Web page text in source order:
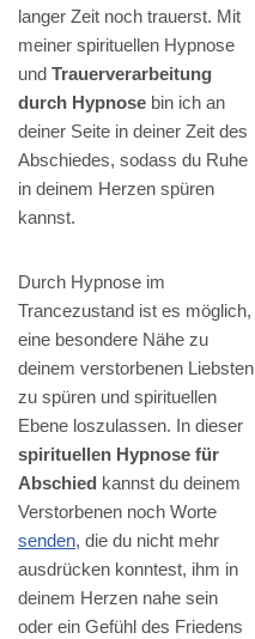
langer Zeit noch trauerst. Mit
meiner spirituellen Hypnose
und Trauerverarbeitung
durch Hypnose bin ich an
deiner Seite in deiner Zeit des
Abschiedes, sodass du Ruhe
in deinem Herzen spüren
kannst.
Durch Hypnose im
Trancezustand ist es möglich,
eine besondere Nähe zu
deinem verstorbenen Liebsten
zu spüren und spirituellen
Ebene loszulassen. In dieser
spirituellen Hypnose für
Abschied kannst du deinem
Verstorbenen noch Worte
senden, die du nicht mehr
ausdrücken konntest, ihm in
deinem Herzen nahe sein
oder ein Gefühl des Friedens